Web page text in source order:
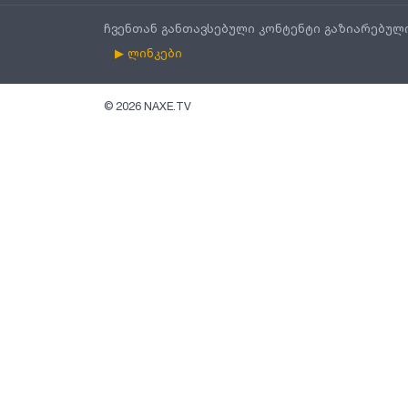
ჩვენთან განთავსებული კონტენტი
▶ ლინკები
© 2026 NAXE.TV